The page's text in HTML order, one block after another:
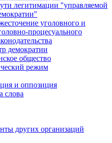
легитимации "управляемой
уголовного и
процесуального
демократии
общество
режим
и оппозиция
слова
других организаций